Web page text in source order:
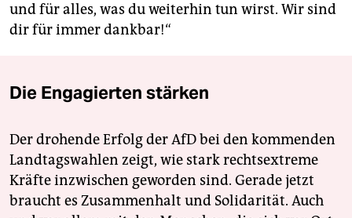
und für alles, was du weiterhin tun wirst. Wir sind
dir für immer dankbar!“
Die Engagierten stärken
Der drohende Erfolg der AfD bei den kommenden
Landtagswahlen zeigt, wie stark rechtsextreme
Kräfte inzwischen geworden sind. Gerade jetzt
braucht es Zusammenhalt und Solidarität. Auch